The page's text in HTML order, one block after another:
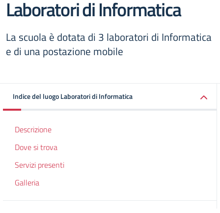
Laboratori di Informatica
La scuola è dotata di 3 laboratori di Informatica
e di una postazione mobile
Indice del luogo Laboratori di Informatica
Descrizione
Dove si trova
Servizi presenti
Galleria